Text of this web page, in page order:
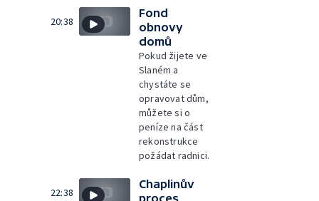
20:38
Fond
obnovy
domů
Pokud žijete ve
Slaném a
chystáte se
opravovat dům,
můžete si o
peníze na část
rekonstrukce
požádat radnici.
22:38
Chaplinův
proces